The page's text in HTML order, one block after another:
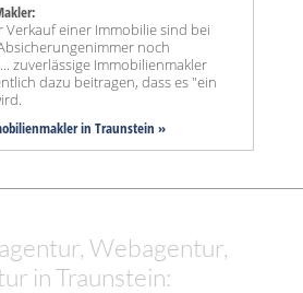
Verkauf einer Immobilie sind bei
noch
zuverlässige Immobilienmakler
dazu beitragen, dass es "ein
in Traunstein »
Webagentur,
in Traunstein: